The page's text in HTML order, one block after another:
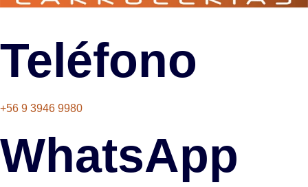
Teléfono
+56 9 3946 9980
WhatsApp